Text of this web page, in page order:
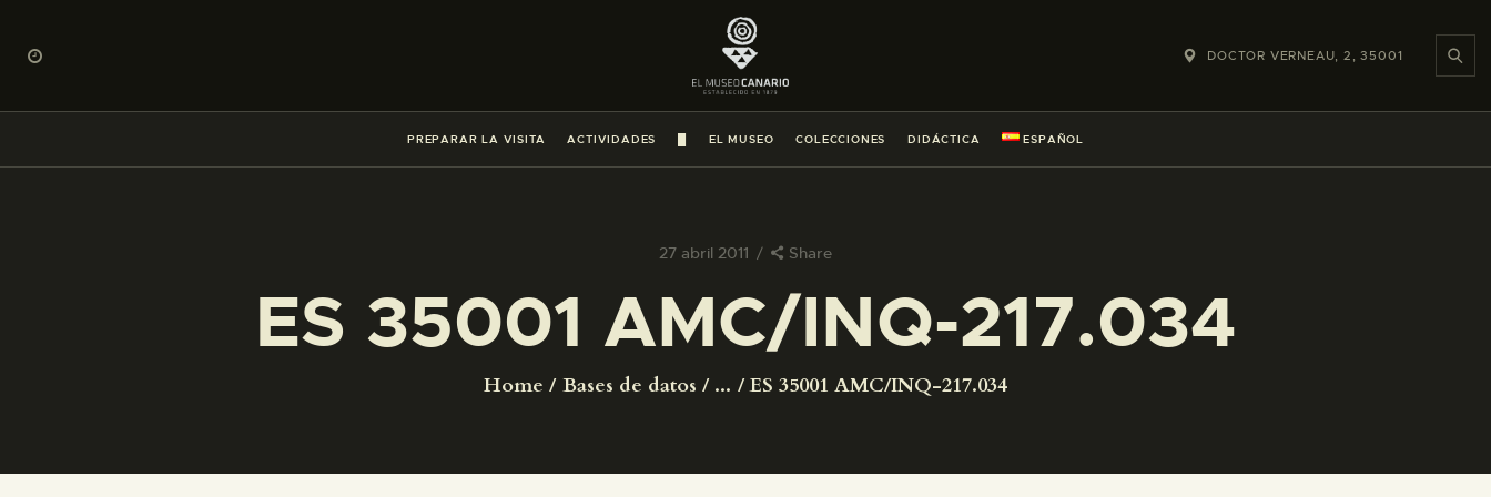
DOCTOR VERNEAU, 2, 35001
PREPARAR LA VISITA ACTIVIDADES EL MUSEO COLECCIONES DIDÁCTICA ESPAÑOL
27 abril 2011 Share
ES 35001 AMC/INQ-217.034
Home Bases de datos ... ES 35001 AMC/INQ-217.034
PREPARAR LA VISITA
ACTIVIDADES
█
COLECCIONES
DIDÁCTICA